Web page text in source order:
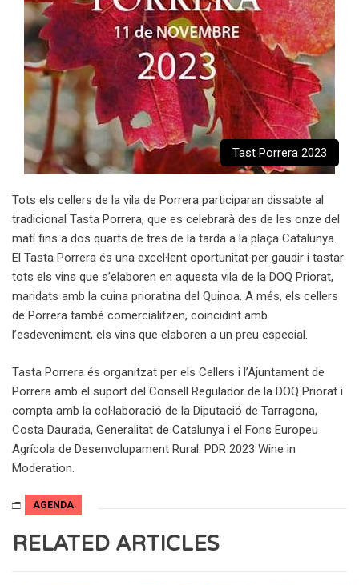
Tast Porrera 2023
Tots els cellers de la vila de Porrera participaran dissabte al
tradicional Tasta Porrera, que es celebrarà des de les onze del
matí fins a dos quarts de tres de la tarda a la plaça Catalunya.
El Tasta Porrera és una excel·lent oportunitat per gaudir i tastar
tots els vins que s’elaboren en aquesta vila de la DOQ Priorat,
maridats amb la cuina prioratina del Quinoa. A més, els cellers
de Porrera també comercialitzen, coincidint amb
l’esdeveniment, els vins que elaboren a un preu especial.
Tasta Porrera és organitzat per els Cellers i l’Ajuntament de
Porrera amb el suport del Consell Regulador de la DOQ Priorat i
compta amb la col·laboració de la Diputació de Tarragona,
Costa Daurada, Generalitat de Catalunya i el Fons Europeu
Agrícola de Desenvolupament Rural. PDR 2023 Wine in
Moderation.
AGENDA
RELATED ARTICLES